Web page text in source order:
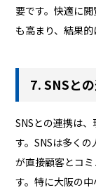
要です。快適に
も高まり、結果的
7. SNSと
SNSとの連携は
す。SNSは多く
が直接顧客とコ
す。特に大阪の